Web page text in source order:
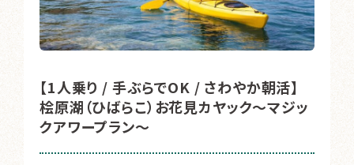
【1人乗り / 手ぶらでOK / さわやか朝活】
桧原湖（ひばらこ）お花見カヤック～マジッ
クアワープラン～